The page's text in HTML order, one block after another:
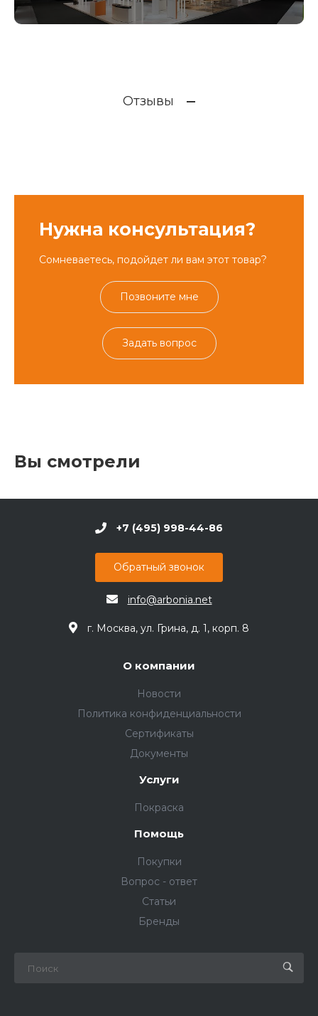
Отзывы
Нужна консультация?
Сомневаетесь, подойдет ли вам этот товар?
Позвоните мне
Задать вопрос
Вы смотрели
+7 (495) 998-44-86
Обратный звонок
info@arbonia.net
г. Москва, ул. Грина, д. 1, корп. 8
О компании
Новости
Политика конфиденциальности
Сертификаты
Документы
Услуги
Покраска
Помощь
Покупки
Вопрос - ответ
Статьи
Бренды